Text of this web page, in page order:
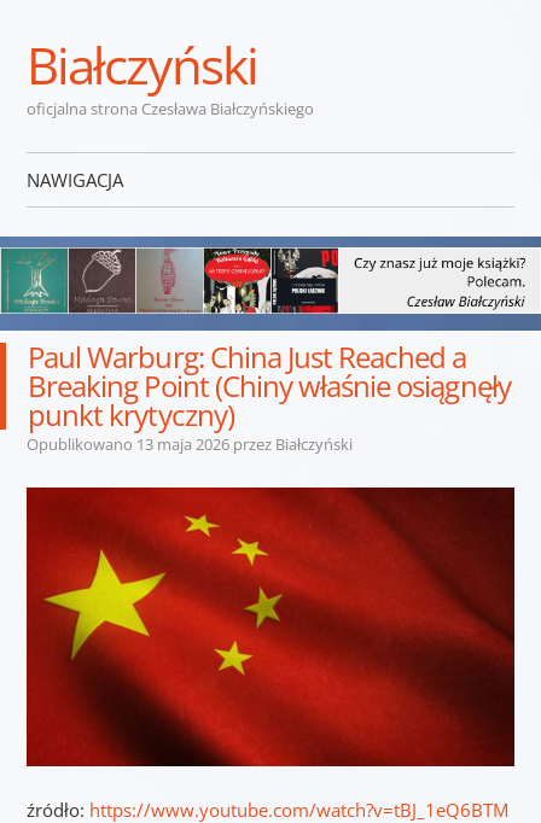
Białczyński
oficjalna strona Czesława Białczyńskiego
NAWIGACJA
Paul Warburg: China Just Reached a
Breaking Point (Chiny właśnie osiągnęły
punkt krytyczny)
Opublikowano 13 maja 2026przez Białczyński
źródło: https://www.youtube.com/watch?v=tBJ_1eQ6BTM